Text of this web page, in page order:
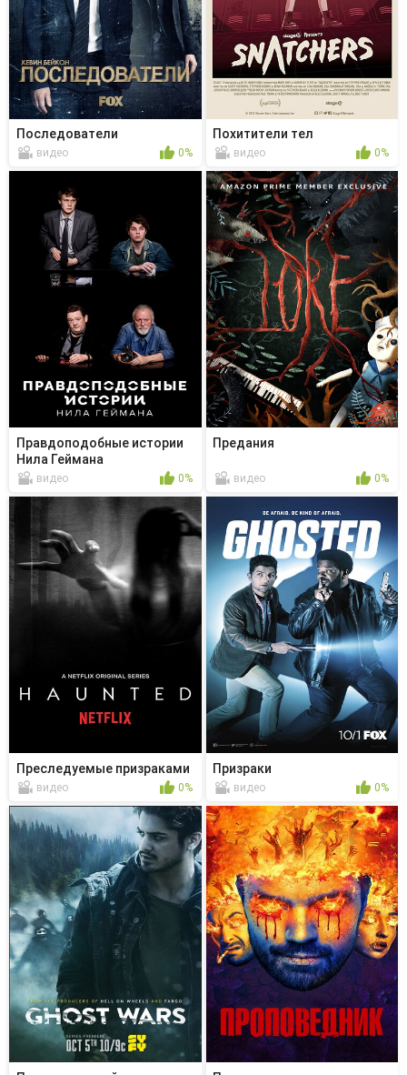
Последователи
видео 0%
Похитители тел
видео 0%
Правдоподобные истории
Нила Геймана
видео 0%
Предания
видео 0%
Преследуемые призраками
видео 0%
Призраки
видео 0%